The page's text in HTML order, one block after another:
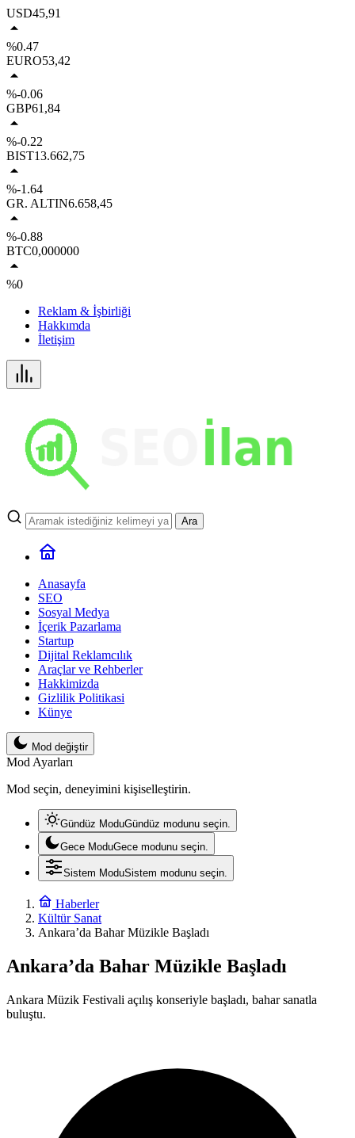
USD45,91
%0.47
EURO53,42
%-0.06
GBP61,84
%-0.22
BIST13.662,75
%-1.64
GR. ALTIN6.658,45
%-0.88
BTC0,000000
%0
Reklam & İşbirliği
Hakkımda
İletişim
Ara
Anasayfa
SEO
Sosyal Medya
İçerik Pazarlama
Startup
Dijital Reklamcılık
Araçlar ve Rehberler
Hakkimizda
Gizlilik Politikasi
Künye
Mod değiştir
Mod Ayarları
Mod seçin, deneyimini kişiselleştirin.
Gündüz ModuGündüz modunu seçin.
Gece ModuGece modunu seçin.
Sistem ModuSistem modunu seçin.
Haberler
Kültür Sanat
Ankara’da Bahar Müzikle Başladı
Ankara’da Bahar Müzikle Başladı
Ankara Müzik Festivali açılış konseriyle başladı, bahar sanatla
buluştu.